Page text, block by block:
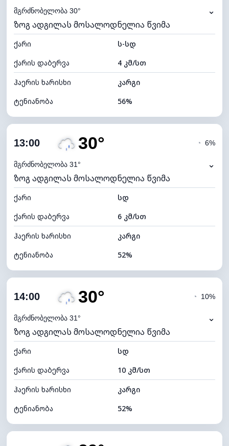
ნამის წერტილი
ხილვადობა
10 კმ
განათების ინდექსი 7 (ნათელი)
ღრუბლის სიმაღლე 9840 მ
მგრძნობელობა 30° ⌄
ზოგ ადგილას მოსალოდნელია წვიმა
ქარი
ს-სდ
ქარის დაბერვა
4 კმ/სთ
ჰაერის ხარისხი
კარგი
ტენიანობა
56%
ღრუბლიანობა
ნამის წერტილი
ხილვადობა
10 კმ
განათების ინდექსი 4 (მკრთალი)
ღრუბლის სიმაღლე 5040 მ
13:00 30°
მგრძნობელობა 31°
◔ 6%
⌄
ზოგ ადგილას მოსალოდნელია წვიმა
ქარი
სდ
ქარის დაბერვა
6 კმ/სთ
ჰაერის ხარისხი
კარგი
ტენიანობა
52%
ღრუბლიანობა
ნამის წერტილი
ხილვადობა
10 კმ
განათების ინდექსი 7 (ნათელი)
ღრუბლის სიმაღლე 7840 მ
14:00 30°
მგრძნობელობა 31°
◔ 10%
⌄
ზოგ ადგილას მოსალოდნელია წვიმა
ქარი
სდ
ქარის დაბერვა
10 კმ/სთ
ჰაერის ხარისხი
კარგი
ტენიანობა
52%